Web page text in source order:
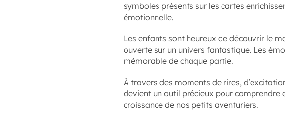
symboles présents sur les cartes
émotionnelle.
Les enfants sont heureux de découvrir le
ouverte sur un univers fantastique. Les
mémorable de chaque partie.
À travers des moments de rires,
devient un outil précieux pour comprendre
croissance de nos petits aventuriers.